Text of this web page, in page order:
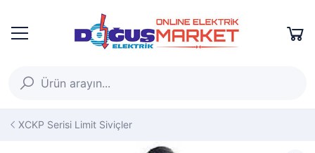
XCKP Serisi Limit Siviçler